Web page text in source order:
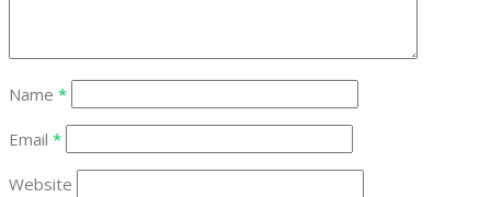
Name *
Email *
Website